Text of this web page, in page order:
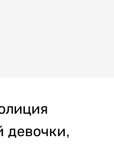
девочки,